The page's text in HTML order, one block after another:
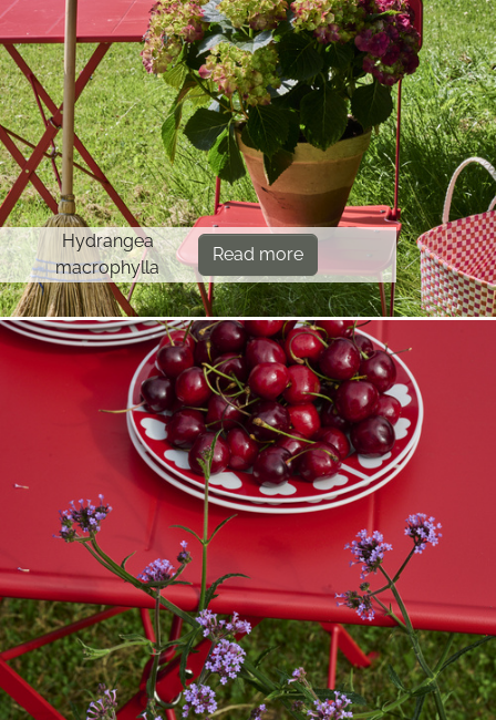
Hydrangea
macrophylla
Read more